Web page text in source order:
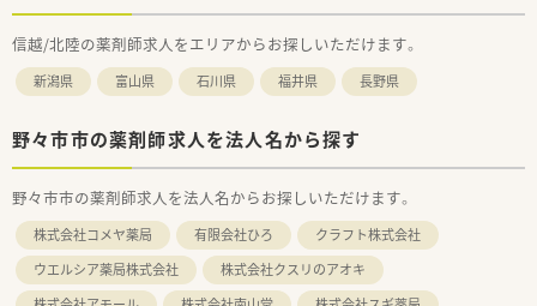
信越/北陸の薬剤師求人をエリアからお探しいただけます。
新潟県 富山県 石川県 福井県 長野県
野々市市の薬剤師求人を法人名から探す
野々市市の薬剤師求人を法人名からお探しいただけます。
株式会社コメヤ薬局 有限会社ひろ
クラフト株式会社
ウエルシア薬局株式会社
株式会社クスリのアオキ